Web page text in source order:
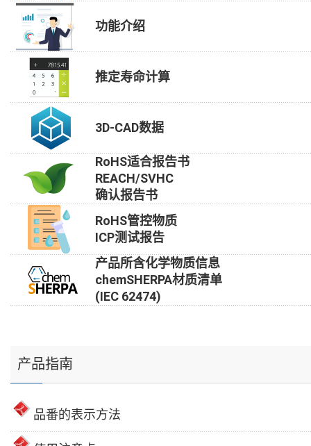
功能介绍
推定寿命计算
3D-CAD数据
RoHS适合报告书
REACH/SVHC
确认报告书
RoHS管控物质
ICP测试报告
产品所含化学物质信息
chemSHERPA材质清单
(IEC 62474)
产品指南
品番的表示方法